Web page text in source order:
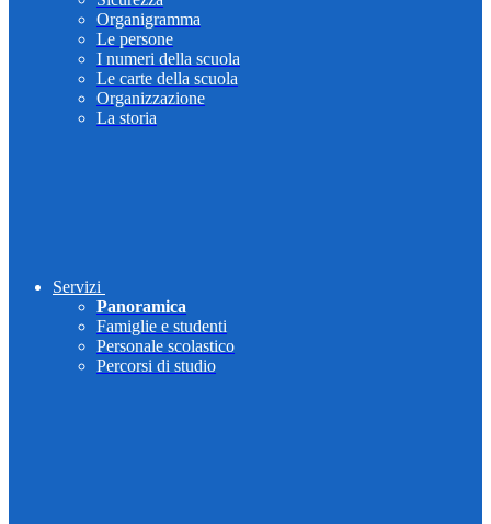
Organigramma
Le persone
I numeri della scuola
Le carte della scuola
Organizzazione
La storia
Servizi
Panoramica
Famiglie e studenti
Personale scolastico
Percorsi di studio